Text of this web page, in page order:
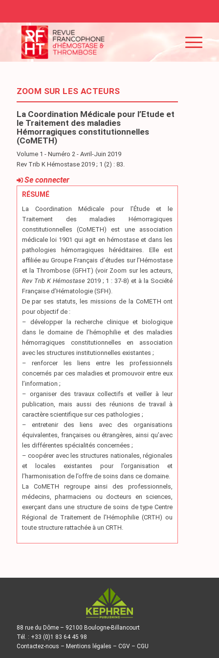
ZOOM SUR LES ACTEURS
La Coordination Médicale pour l’Etude et
le Traitement des maladies
Hémorragiques constitutionnelles
(CoMETH)
Volume 1 - Numéro 2 - Avril-Juin 2019
Rev Trib K Hémostase 2019 ; 1 (2) : 83.
Se connecter
RÉSUMÉ
La Coordination Médicale pour l’Étude et le
Traitement des maladies Hémorragiques
constitutionnelles (CoMETH) est une association
médicale loi 1901 qui agit en hémostase et dans les
pathologies hémorragiques héréditaires. Elle est
affiliée au Groupe Français d’études sur l’Hémostase
et la Thrombose (GFHT) (voir Zoom sur les acteurs,
Rev Trib K Hémostase2019 ; 1 : 37-8) et à la Société
Française d’Hématologie (SFH).
De par ses statuts, les missions de la CoMETH ont
pour objectif de :
– développer la recherche clinique et biologique
dans le domaine de l’hémophilie et des maladies
hémorragiques constitutionnelles en association
avec les structures institutionnelles existantes ;
– renforcer les liens entre les professionnels
concernés par ces maladies et promouvoir entre eux
l’information ;
– organiser des travaux collectifs et veiller à leur
publication, mais aussi des réunions de travail à
caractère scientifique sur ces pathologies ;
– entretenir des liens avec des organisations
équivalentes, françaises ou étrangères, ainsi qu’avec
les différentes spécialités concernées ;
– coopérer avec les structures nationales, régionales
et locales existantes pour l’organisation et
l’harmonisation de l’offre de soins dans ce domaine.
La CoMETH regroupe ainsi des professionnels,
médecins, pharmaciens ou docteurs en sciences,
exerçant dans une structure de soins de type Centre
Régional de Traitement de l’Hémophilie (CRTH) ou
toute structure rattachée à un CRTH.
88 rue du Dôme – 92100 Boulogne-Billancourt
Tél. : +33 (0)1 83 64 45 98
Contactez-nous – Mentions légales – CGV– CGU